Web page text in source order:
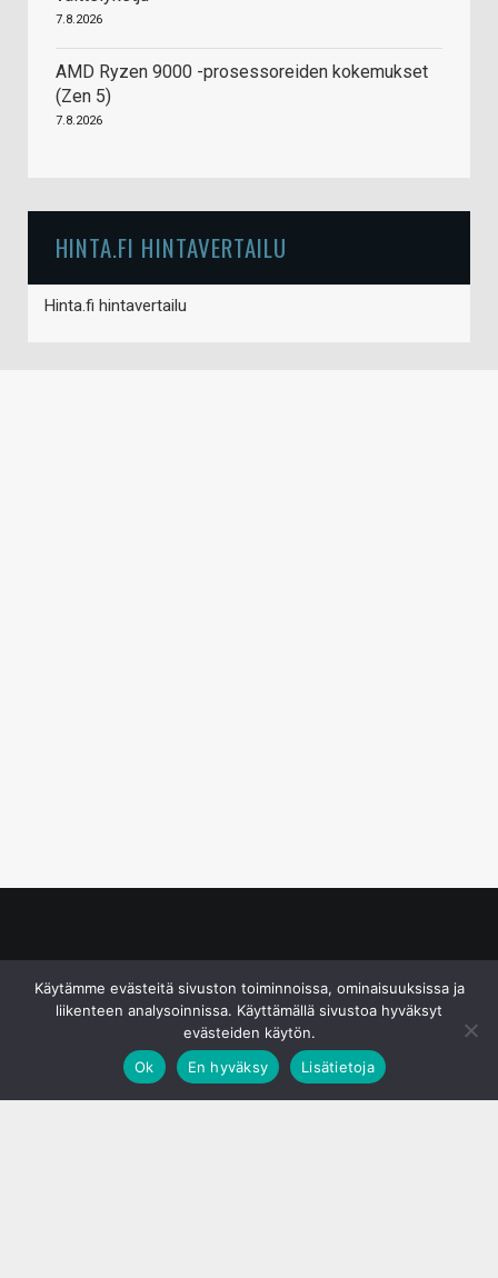
7.8.2026
AMD Ryzen 9000 -prosessoreiden kokemukset
(Zen 5)
7.8.2026
HINTA.FI HINTAVERTAILU
Hinta.fi hintavertailu
Käytämme evästeitä sivuston toiminnoissa, ominaisuuksissa ja
liikenteen analysoinnissa. Käyttämällä sivustoa hyväksyt
evästeiden käytön.
Ok
En hyväksy Lisätietoja